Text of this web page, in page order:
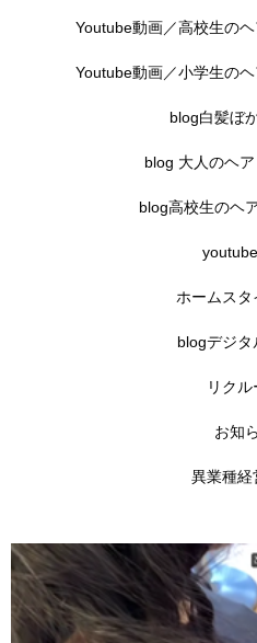
Youtube動画／高校生の
Youtube動画／小学生の
blog白髪ぼ
blog 大人のヘ
blog高校生のヘ
ホームス
blogデジタ
リクル
お知
異業種経